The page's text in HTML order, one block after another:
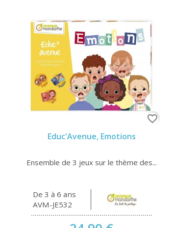
Educ'Avenue, Emotions
Ensemble de 3 jeux sur le thème des...
De 3 à 6 ans
AVM-JE532
favorite_border